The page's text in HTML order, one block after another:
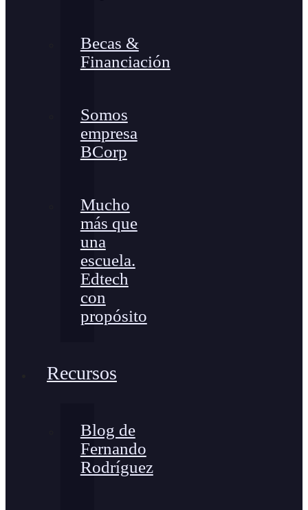
Becas &
Financiación
Somos
empresa
BCorp
Mucho
más que
una
escuela.
Edtech
con
propósito
Recursos
Blog de
Fernando
Rodríguez